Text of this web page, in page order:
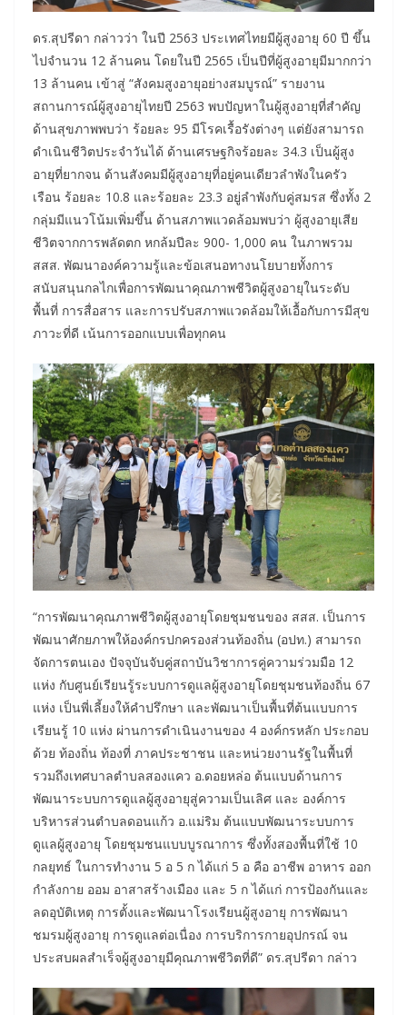
​ดร.สุปรีดา กล่าวว่า ในปี 2563 ประเทศไทยมีผู้สูงอายุ 60 ปี ขึ้น
ไปจำนวน 12 ล้านคน โดยในปี 2565 เป็นปีที่ผู้สูงอายุมีมากกว่า
13 ล้านคน เข้าสู่ “สังคมสูงอายุอย่างสมบูรณ์” รายงาน
สถานการณ์ผู้สูงอายุไทยปี 2563 พบปัญหาในผู้สูงอายุที่สำคัญ
ด้านสุขภาพพบว่า ร้อยละ 95 มีโรคเรื้อรังต่างๆ แต่ยังสามารถ
ดำเนินชีวิตประจำวันได้ ด้านเศรษฐกิจร้อยละ 34.3 เป็นผู้สูง
อายุที่ยากจน ด้านสังคมมีผู้สูงอายุที่อยู่คนเดียวลำพังในครัว
เรือน ร้อยละ 10.8 และร้อยละ 23.3 อยู่ลำพังกับคู่สมรส ซึ่งทั้ง 2
กลุ่มมีแนวโน้มเพิ่มขึ้น ด้านสภาพแวดล้อมพบว่า ผู้สูงอายุเสีย
ชีวิตจากการพลัดตก หกล้มปีละ 900- 1,000 คน ในภาพรวม
สสส. พัฒนาองค์ความรู้และข้อเสนอทางนโยบายทั้งการ
สนับสนุนกลไกเพื่อการพัฒนาคุณภาพชีวิตผู้สูงอายุในระดับ
พื้นที่ การสื่อสาร และการปรับสภาพแวดล้อมให้เอื้อกับการมีสุข
ภาวะที่ดี เน้นการออกแบบเพื่อทุกคน
“การพัฒนาคุณภาพชีวิตผู้สูงอายุโดยชุมชนของ สสส. เป็นการ
พัฒนาศักยภาพให้องค์กรปกครองส่วนท้องถิ่น (อปท.) สามารถ
จัดการตนเอง ปัจจุบันจับคู่สถาบันวิชาการคู่ความร่วมมือ 12
แห่ง กับศูนย์เรียนรู้ระบบการดูแลผู้สูงอายุโดยชุมชนท้องถิ่น 67
แห่ง เป็นพี่เลี้ยงให้คำปรึกษา และพัฒนาเป็นพื้นที่ต้นแบบการ
เรียนรู้ 10 แห่ง ผ่านการดำเนินงานของ 4 องค์กรหลัก ประกอบ
ด้วย ท้องถิ่น ท้องที่ ภาคประชาชน และหน่วยงานรัฐในพื้นที่
รวมถึงเทศบาลตำบลสองแคว อ.ดอยหล่อ ต้นแบบด้านการ
พัฒนาระบบการดูแลผู้สูงอายุสู่ความเป็นเลิศ และ องค์การ
บริหารส่วนตำบลดอนแก้ว อ.แม่ริม ต้นแบบพัฒนาระบบการ
ดูแลผู้สูงอายุ โดยชุมชนแบบบูรณาการ ซึ่งทั้งสองพื้นที่ใช้ 10
กลยุทธ์ ในการทำงาน 5 อ 5 ก ได้แก่ 5 อ คือ อาชีพ อาหาร ออก
กำลังกาย ออม อาสาสร้างเมือง และ 5 ก ได้แก่ การป้องกันและ
ลดอุบัติเหตุ การตั้งและพัฒนาโรงเรียนผู้สูงอายุ การพัฒนา
ชมรมผู้สูงอายุ การดูแลต่อเนื่อง การบริการกายอุปกรณ์ จน
ประสบผลสำเร็จผู้สูงอายุมีคุณภาพชีวิตที่ดี” ดร.สุปรีดา กล่าว